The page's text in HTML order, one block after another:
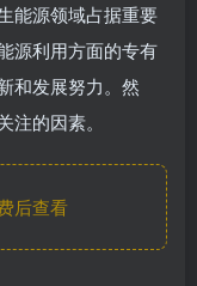
能源领域占据重要
源利用方面的专有
和发展努力。然
的因素。
后查看